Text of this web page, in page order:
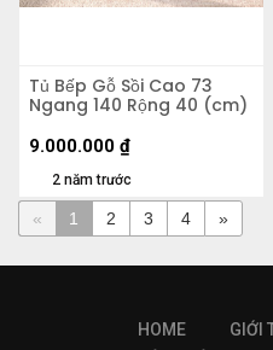
Tủ Bếp Gỗ Sồi Cao 73
Ngang 140 Rộng 40 (cm)
2 năm trước
9.000.000 ₫
« 1 2 3 4 »
HOME GIỚI